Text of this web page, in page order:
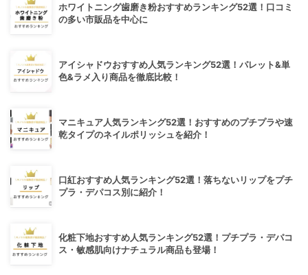
ホワイトニング歯磨き粉おすすめランキング52選！口コミ
の多い市販品を中心に
アイシャドウおすすめ人気ランキング52選！パレット&単
色&ラメ入り商品を徹底比較！
マニキュア人気ランキング52選！おすすめのプチプラや速
乾タイプのネイルポリッシュを紹介！
口紅おすすめ人気ランキング52選！落ちないリップをプチ
プラ・デパコス別に紹介！
化粧下地おすすめ人気ランキング52選！プチプラ・デパコ
ス・敏感肌向けナチュラル商品も登場！